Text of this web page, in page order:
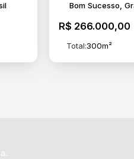
R$ 266.000,00
Bom Sucesso,
Total:300m²